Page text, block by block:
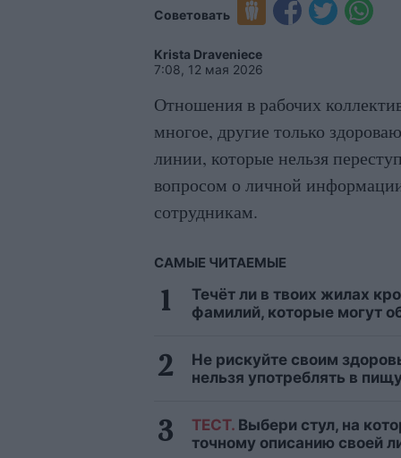
Советовать
Krista Draveniece
7:08, 12 мая 2026
Отношения в рабочих
многое, другие только
линии, которые нельзя
вопросом о личной
сотрудникам.
САМЫЕ ЧИТАЕМЫЕ
Течёт ли в твоих жилах
фамилий, которые могут
Не рискуйте своим
нельзя употреблять в
ТЕСТ. Выбери стул, на
точному описанию своей